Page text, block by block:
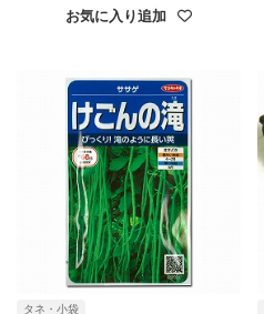
お気に入り追加
タネ・小袋